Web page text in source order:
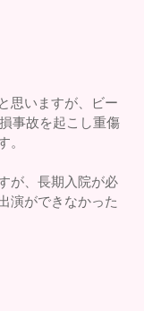
思いますが、ビー
事故を起こし重傷
。
が、長期入院が必
演ができなかった